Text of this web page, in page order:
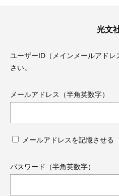
ス学」
光文
ユーザーID（メインメールアド
さい。
メールアドレス（半角英数字）
メールアドレスを記憶させる
パスワード（半角英数字）